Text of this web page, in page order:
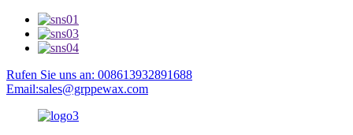
Rufen Sie uns an: 008613932891688
Email:sales@grppewax.com